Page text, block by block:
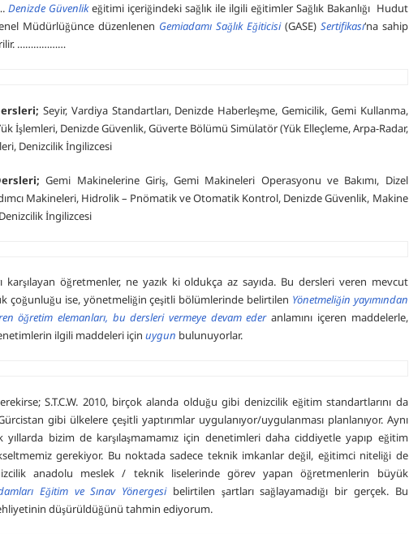
Denizde Güvenlikeğitimi içeriğindeki sağlık ile ilgili eğitimler Sağlık Bakanlığı Hudut
Müdürlüğünce düzenlenen Gemiadamı Sağlık Eğiticisi(GASE) Sertifikası‘na sahip
………………
Seyir, Vardiya Standartları, Denizde Haberleşme, Gemicilik, Gemi Kullanma,
İşlemleri, Denizde Güvenlik, Güverte Bölümü Simülatör (Yük Elleçleme, Arpa-Radar,
Denizcilik İngilizcesi
Gemi Makinelerine Giriş, Gemi Makineleri Operasyonu ve Bakımı, Dizel
Makineleri, Hidrolik – Pnömatik ve Otomatik Kontrol, Denizde Güvenlik, Makine
İngilizcesi
karşılayan öğretmenler, ne yazık ki oldukça az sayıda. Bu dersleri veren mevcut
çoğunluğu ise, yönetmeliğin çeşitli bölümlerinde belirtilen Yönetmeliğin yayımından
öğretim elemanları, bu dersleri vermeye devam ederanlamını içeren maddelerle,
ilgili maddeleri için uygun bulunuyorlar.
S.T.C.W. 2010, birçok alanda olduğu gibi denizcilik eğitim standartlarını da
gibi ülkelere çeşitli yaptırımlar uygulanıyor/uygulanması planlanıyor. Aynı
yıllarda bizim de karşılaşmamamız için denetimleri daha ciddiyetle yapıp eğitim
gerekiyor. Bu noktada sadece teknik imkanlar değil, eğitimci niteliği de
anadolu meslek / teknik liselerinde görev yapan öğretmenlerin büyük
Eğitim ve Sınav Yönergesibelirtilen şartları sağlayamadığı bir gerçek. Bu
düşürüldüğünü tahmin ediyorum.